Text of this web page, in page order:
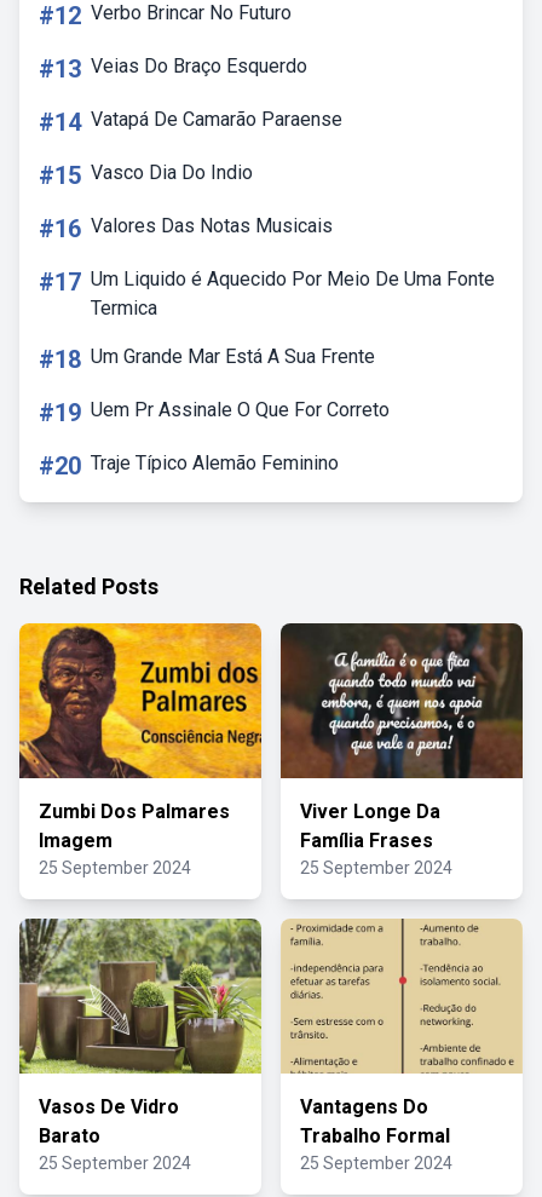
#12 Verbo Brincar No Futuro
#13 Veias Do Braço Esquerdo
#14 Vatapá De Camarão Paraense
#15 Vasco Dia Do Indio
#16 Valores Das Notas Musicais
#17 Um Liquido é Aquecido Por Meio De Uma Fonte
Termica
#18 Um Grande Mar Está A Sua Frente
#19 Uem Pr Assinale O Que For Correto
#20 Traje Típico Alemão Feminino
Related Posts
Zumbi Dos Palmares
Imagem
25 September 2024
Viver Longe Da
Família Frases
25 September 2024
Vasos De Vidro
Barato
25 September 2024
Vantagens Do
Trabalho Formal
25 September 2024